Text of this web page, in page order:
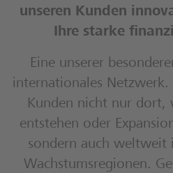
unseren Kunden
Ihre starke
Eine unserer
internationales Netzwerk.
Kunden nicht nur dort,
entstehen oder
sondern auch weltweit
Wachstumsregionen.